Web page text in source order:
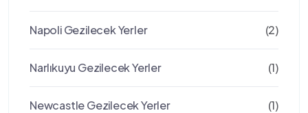
Napoli Gezilecek Yerler (2)
Narlıkuyu Gezilecek Yerler (1)
Newcastle Gezilecek Yerler (1)